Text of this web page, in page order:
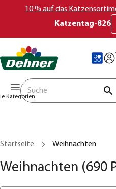
10 % auf das
Katzentag-826
Kategorien
Startseite Weihnachten
Weihnachten (690